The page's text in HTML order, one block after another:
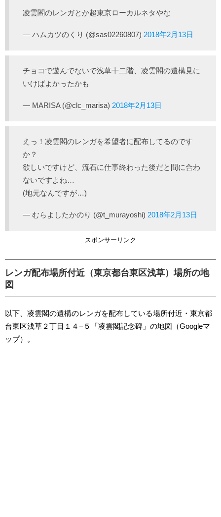
凌雲閣のレンガとか超東京ローカルネタやな
— ハムカツのくり (@sas02260807) 2018年2月13日
チョコで遊んでないで浅草十二階、凌雲閣の遺構見に
いけばよかったかも
— MARISA (@clc_marisa) 2018年2月13日
えっ！凌雲閣のレンガを希望者に配布してるのです
か？
欲しいですけど、流石に仕事終わった後だと間に合わ
ないですよね…
(地元なんですが…)
— むらよしたかのり (@t_murayoshi) 2018年2月13日
スポンサーリンク
レンガ配布場所付近（東京都台東区浅草）場所の地
図
以下、凌雲閣の遺構のレンガを配布している場所付近・東京都
台東区浅草２丁目１４−５「凌雲閣記念碑」の地図（Googleマ
ップ）。